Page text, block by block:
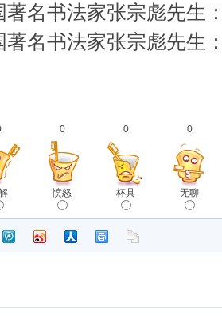
著名书法家张宗彪先生
著名书法家张宗彪先生
0
愤怒
0
杯具
0
无聊